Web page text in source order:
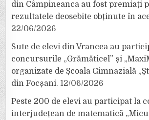
din Câmpineanca au fost premiați
rezultatele deosebite obținute în
22/06/2026
Sute de elevi din Vrancea au
concursurile „Grămăticel” și
organizate de Școala Gimnazială
din Focșani. 12/06/2026
Peste 200 de elevi au participat la
interjudețean de matematică „Micul